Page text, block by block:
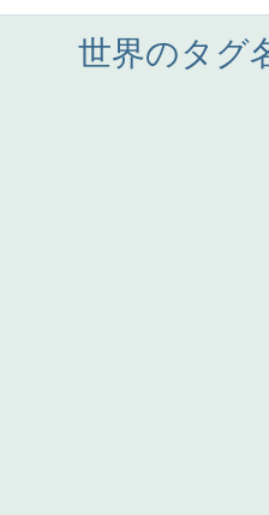
世界のタグ